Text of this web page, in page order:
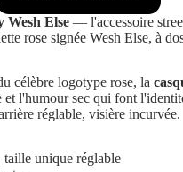
Wesh Else — l'accessoire
rose signée Wesh Else, à
célèbre logotype rose, la
et l'humour sec qui font
réglable, visière incurvée.
taille unique réglable